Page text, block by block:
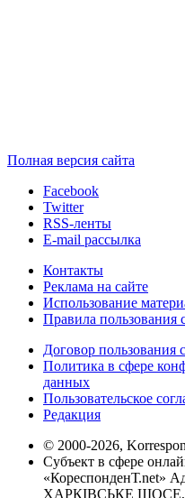
Полная версия сайта
Facebook
Twitter
RSS-ленты
E-mail рассылка
Контакты
Реклама на сайте
Использование
Правила пользования
Договор пользования
Политика в сфере
данных
Пользовательское
Редакция
© 2000-2026,
Субъект в сфере
«КореспонденТ.net»
ХАРКІВСЬКЕ ШОСЕ,